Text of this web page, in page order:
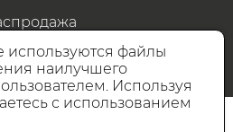
дизайны
используются файлы
наилучшего
Используя
с использованием